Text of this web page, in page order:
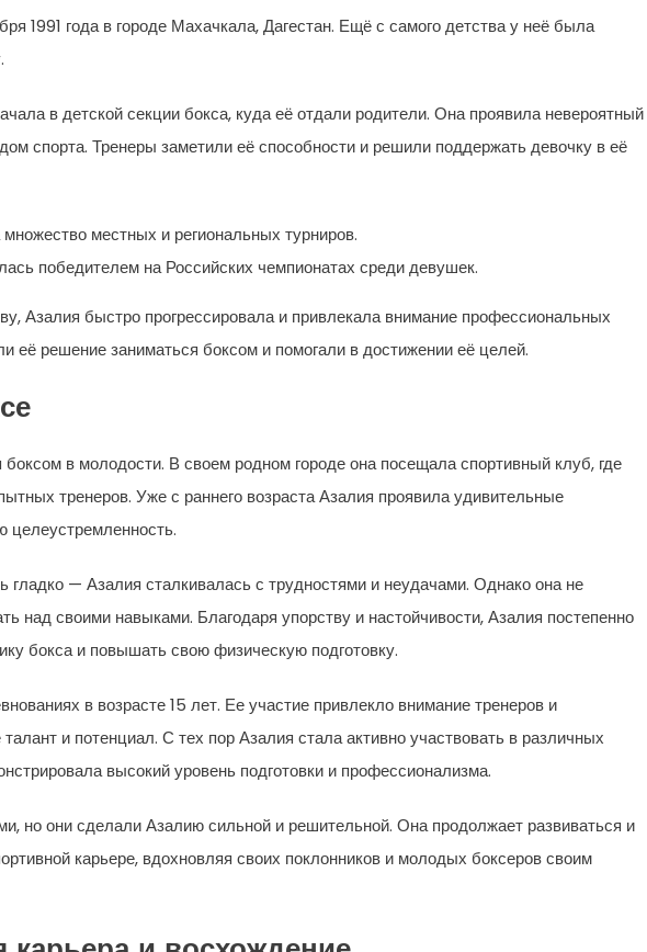
1991 года в городе Махачкала, Дагестан. Ещё с самого детства у неё была
в детской секции бокса, куда её отдали родители. Она проявила невероятный
спорта. Тренеры заметили её способности и решили поддержать девочку в её
местных и региональных турниров.
победителем на Российских чемпионатах среди девушек.
Азалия быстро прогрессировала и привлекала внимание профессиональных
её решение заниматься боксом и помогали в достижении её целей.
в молодости. В своем родном городе она посещала спортивный клуб, где
тренеров. Уже с раннего возраста Азалия проявила удивительные
целеустремленность.
гладко — Азалия сталкивалась с трудностями и неудачами. Однако она не
над своими навыками. Благодаря упорству и настойчивости, Азалия постепенно
бокса и повышать свою физическую подготовку.
в возрасте 15 лет. Ее участие привлекло внимание тренеров и
и потенциал. С тех пор Азалия стала активно участвовать в различных
высокий уровень подготовки и профессионализма.
но они сделали Азалию сильной и решительной. Она продолжает развиваться и
карьере, вдохновляя своих поклонников и молодых боксеров своим